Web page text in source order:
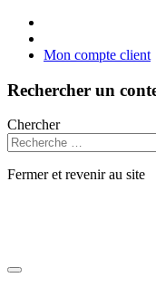
Mon compte client
Rechercher un
Chercher
Fermer et revenir au site